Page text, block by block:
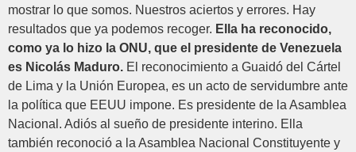
mostrar lo que somos. Nuestros aciertos y errores. Hay
resultados que ya podemos recoger. Ella ha reconocido,
como ya lo hizo la ONU, que el presidente de Venezuela
es Nicolás Maduro. El reconocimiento a Guaidó del Cártel
de Lima y la Unión Europea, es un acto de servidumbre ante
la política que EEUU impone. Es presidente de la Asamblea
Nacional. Adiós al sueño de presidente interino. Ella
también reconoció a la Asamblea Nacional Constituyente y